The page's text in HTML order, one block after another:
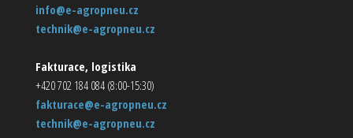
info@e-agropneu.cz
technik@e-agropneu.cz
Fakturace, logistika
+420 702 184 084 (8:00-15:30)
fakturace@e-agropneu.cz
technik@e-agropneu.cz